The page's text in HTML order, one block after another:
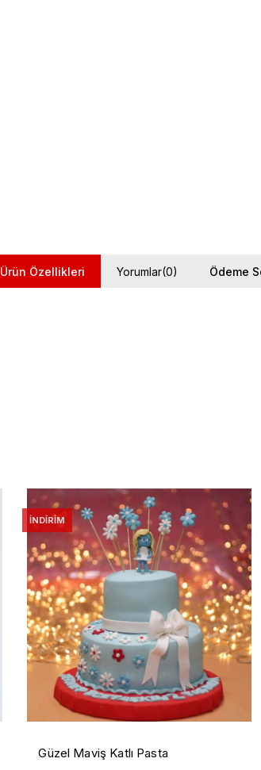
Ürün Özellikleri Yorumlar(0) Ödeme
Güzel Maviş Katlı Pasta
İNDIRIM